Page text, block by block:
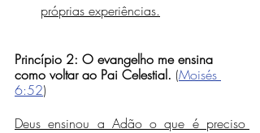
próprias experiências.
Princípio 2: O evangelho me ensina
como voltar ao Pai Celestial. (Moisés
6:52)
Deus ensinou a Adão o que é preciso